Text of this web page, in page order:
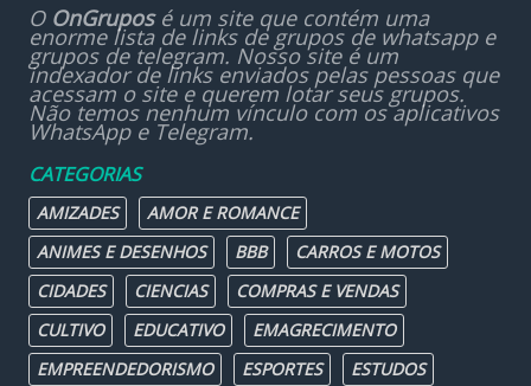
O OnGruposé um site que contém uma
enorme lista de links de grupos de whatsapp e
grupos de telegram. Nosso site é um
indexador de links enviados pelas pessoas que
acessam o site e querem lotar seus grupos.
Não temos nenhum vínculo com os aplicativos
WhatsApp e Telegram.
CATEGORIAS
AMIZADES
AMOR E ROMANCE
ANIMES E DESENHOS
BBB
CARROS E MOTOS
CIDADES
CIENCIAS
COMPRAS E VENDAS
CULTIVO
EDUCATIVO
EMAGRECIMENTO
EMPREENDEDORISMO
ESPORTES
ESTUDOS